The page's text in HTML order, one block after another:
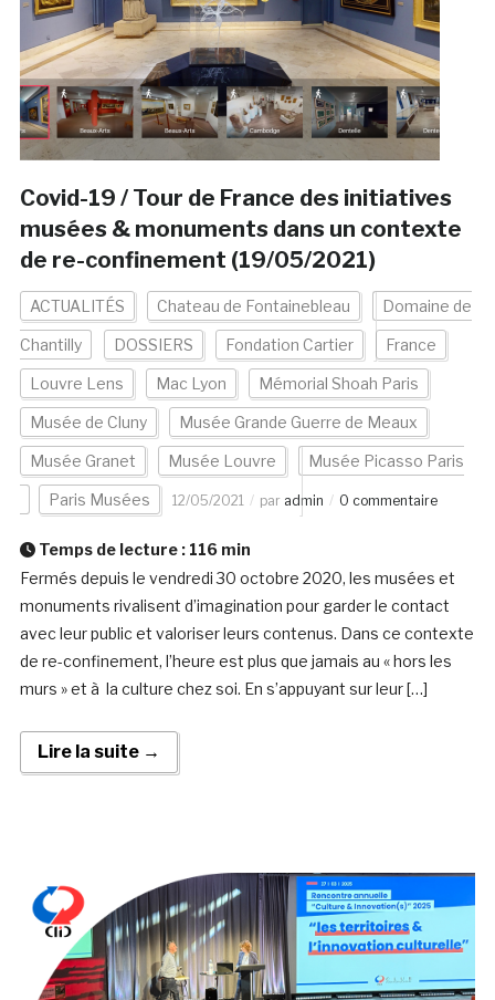
Covid-19 / Tour de France des initiatives
musées & monuments dans un contexte
de re-confinement (19/05/2021)
ACTUALITÉS Chateau de Fontainebleau Domaine de
Chantilly DOSSIERS Fondation Cartier France
Louvre Lens Mac Lyon Mémorial Shoah Paris
Musée de Cluny Musée Grande Guerre de Meaux
Musée Granet Musée Louvre Musée Picasso Paris
Paris Musées 12/05/2021 par admin 0 commentaire
Temps de lecture : 116 min
Fermés depuis le vendredi 30 octobre 2020, les musées et
monuments rivalisent d’imagination pour garder le contact
avec leur public et valoriser leurs contenus. Dans ce contexte
de re-confinement, l’heure est plus que jamais au « hors les
murs » et à la culture chez soi. En s’appuyant sur leur […]
Lire la suite →